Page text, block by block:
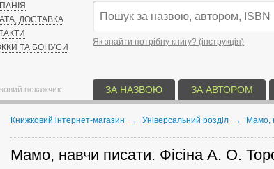
ДОСТАВКА
ТА БОНУСИ
Як знайти потрібну книгу? (інструкція)
покажчик: ЗА НАЗВОЮ ЗА АВТОРОМ
Книжковий інтернет-магазин → Універсальний розділ → Мамо,
Мамо, навчи писати. Фісіна А. О.